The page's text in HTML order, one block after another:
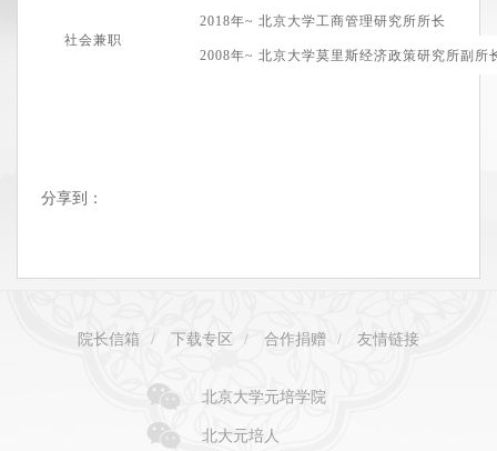
社会兼职
2018年~ 北京大学工商管理研究所所长
2008年~ 北京大学莫里斯经济政策研究所副所
分享到：
院长信箱 / 下载专区 / 合作捐赠 / 友情链接
北京大学元培学院
北大元培人